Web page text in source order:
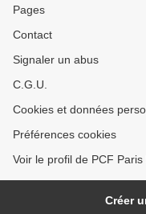
Pages
Contact
Signaler un abus
C.G.U.
Cookies et données
Préférences cookies
Voir le profil de PCF
Créer